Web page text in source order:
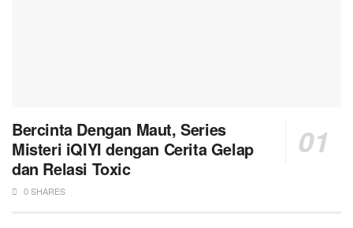
Bercinta Dengan Maut, Series
Misteri iQIYI dengan Cerita Gelap
dan Relasi Toxic
0 SHARES